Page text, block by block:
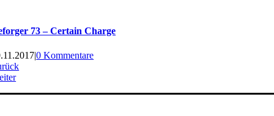
73 – Certain Charge
|0 Kommentare